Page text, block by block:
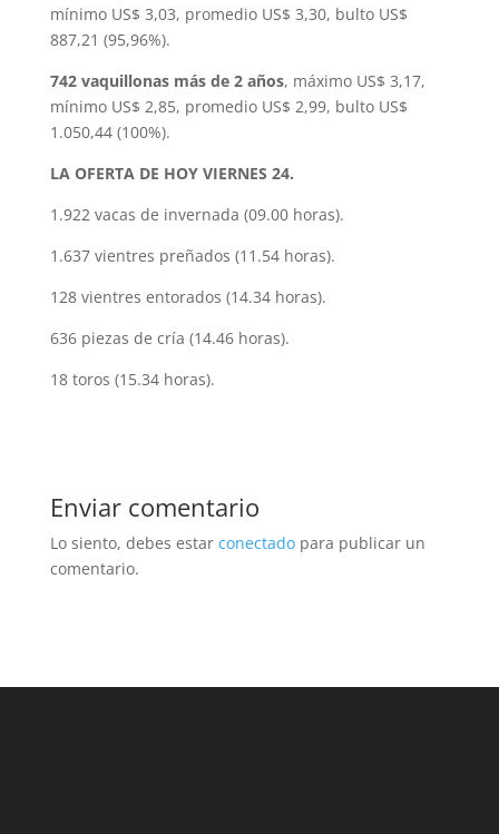
mínimo US$ 3,03, promedio US$ 3,30, bulto US$
887,21 (95,96%).
742 vaquillonas más de 2 años, máximo US$ 3,17,
mínimo US$ 2,85, promedio US$ 2,99, bulto US$
1.050,44 (100%).
LA OFERTA DE HOY VIERNES 24.
1.922 vacas de invernada (09.00 horas).
1.637 vientres preñados (11.54 horas).
128 vientres entorados (14.34 horas).
636 piezas de cría (14.46 horas).
18 toros (15.34 horas).
Enviar comentario
Lo siento, debes estar conectadopara publicar un
comentario.